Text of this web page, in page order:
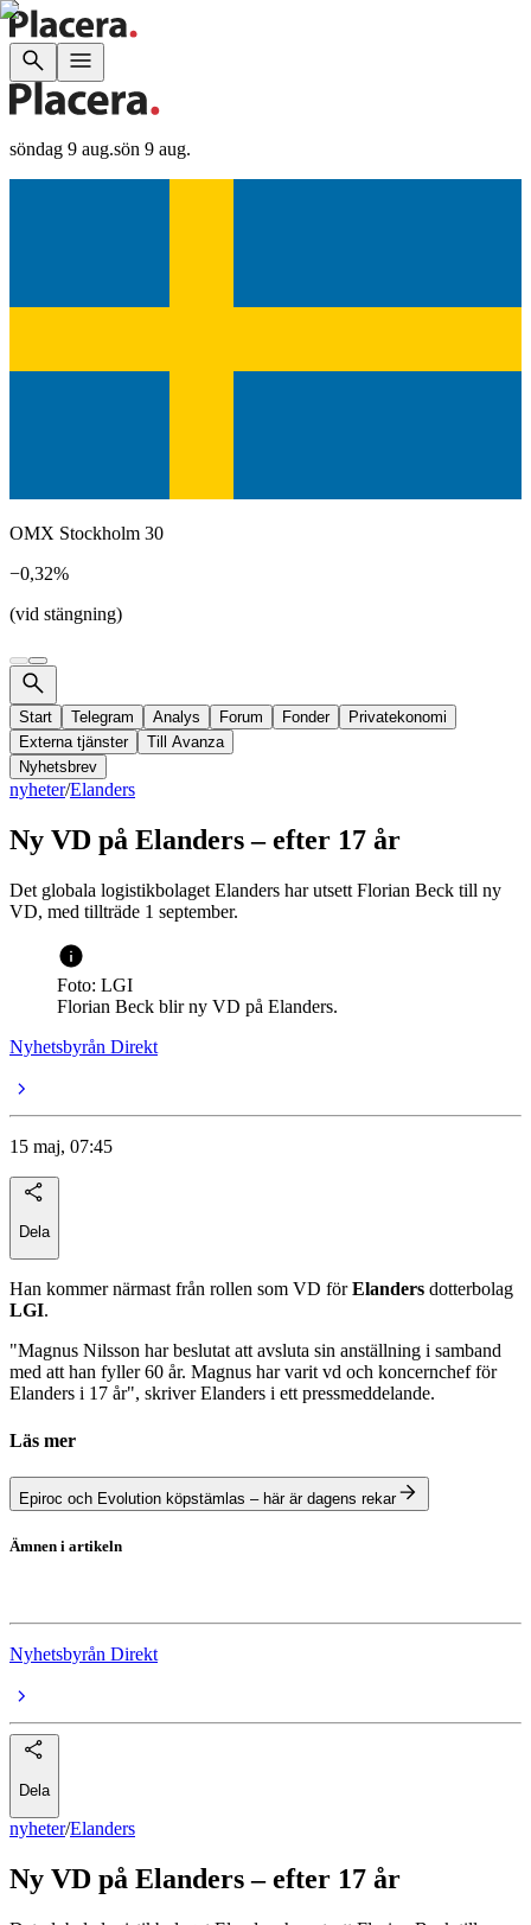
söndag 9 aug.sön 9 aug.
OMX Stockholm 30
−0,32%
(vid stängning)
Start Telegram Analys Forum Fonder
Privatekonomi
Externa tjänster
Till Avanza
Nyhetsbrev
nyheter/Elanders
Ny VD på Elanders – efter 17 år
Det globala logistikbolaget Elanders har utsett Florian Beck till ny
VD, med tillträde 1 september.
Foto: LGI
Florian Beck blir ny VD på Elanders.
Nyhetsbyrån Direkt
15 maj, 07:45
Dela
Han kommer närmast från rollen som VD förElanders dotterbolag
LGI.
"Magnus Nilsson har beslutat att avsluta sin anställning i samband
med att han fyller 60 år. Magnus har varit vd och koncernchef för
Elanders i 17 år", skriver Elanders i ett pressmeddelande.
Läs mer
Epiroc och Evolution köpstämlas – här är dagens rekar
Ämnen i artikeln
Nyhetsbyrån Direkt
Dela
nyheter/Elanders
Ny VD på Elanders – efter 17 år